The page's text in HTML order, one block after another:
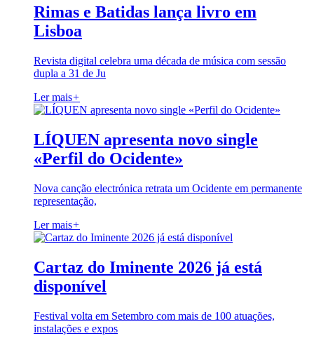
Rimas e Batidas lança livro em
Lisboa
Revista digital celebra uma década de música com sessão
dupla a 31 de Ju
Ler mais+
LÍQUEN apresenta novo single
«Perfil do Ocidente»
Nova canção electrónica retrata um Ocidente em permanente
representação,
Ler mais+
Cartaz do Iminente 2026 já está
disponível
Festival volta em Setembro com mais de 100 atuações,
instalações e expos